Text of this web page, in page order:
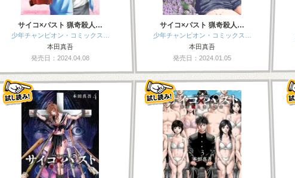
サイコ×パスト 猟奇殺人…
少年チャンピオン・コミックス…
本田真吾
発売日：2024.04.08
サイコ×パスト 猟奇殺人…
少年チャンピオン・コミックス…
本田真吾
発売日：2024.01.05